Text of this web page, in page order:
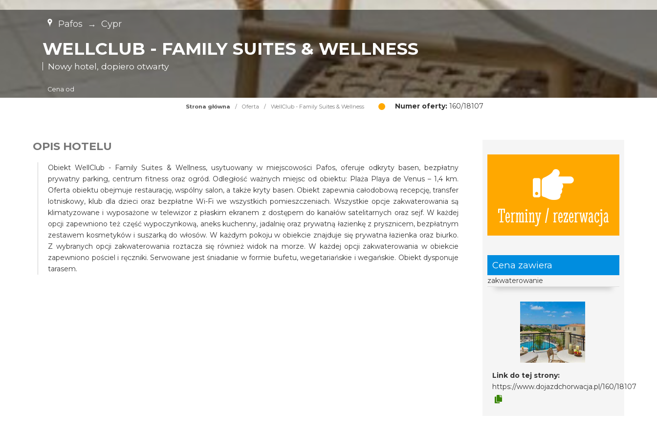
Pafos → Cypr
WELLCLUB - FAMILY SUITES & WELLNESS
Nowy hotel, dopiero otwarty
Cena od
Strona główna / Oferta / WellClub - Family Suites & Wellness Numer oferty: 160/18107
Terminy / rezerwacja
Cena zawiera
zakwaterowanie
Link do tej strony:
https://www.dojazdchorwacja.pl/160/18107
OPIS HOTELU
Obiekt WellClub - Family Suites & Wellness, usytuowany w miejscowości Pafos, oferuje odkryty basen, bezpłatny
prywatny parking, centrum fitness oraz ogród. Odległość ważnych miejsc od obiektu: Plaża Playa de Venus – 1,4 km.
Oferta obiektu obejmuje restaurację, wspólny salon, a także kryty basen. Obiekt zapewnia całodobową recepcję, transfer
lotniskowy, klub dla dzieci oraz bezpłatne Wi-Fi we wszystkich pomieszczeniach. Wszystkie opcje zakwaterowania są
klimatyzowane i wyposażone w telewizor z płaskim ekranem z dostępem do kanałów satelitarnych oraz sejf. W każdej
opcji zapewniono też część wypoczynkową, aneks kuchenny, jadalnię oraz prywatną łazienkę z prysznicem, bezpłatnym
zestawem kosmetyków i suszarką do włosów. W każdym pokoju w obiekcie znajduje się prywatna łazienka oraz biurko.
Z wybranych opcji zakwaterowania roztacza się również widok na morze. W każdej opcji zakwaterowania w obiekcie
zapewniono pościel i ręczniki. Serwowane jest śniadanie w formie bufetu, wegetariańskie i wegańskie. Obiekt dysponuje
tarasem.